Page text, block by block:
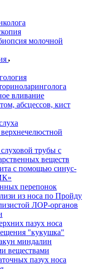
молочной
вливание
абсцессов, кист
трубы с
веществ
с помощью синус-
перепонок
из носа по Пройду
ЛОР-органов
пазух носа
"кукушка"
миндалин
веществами
пазух носа